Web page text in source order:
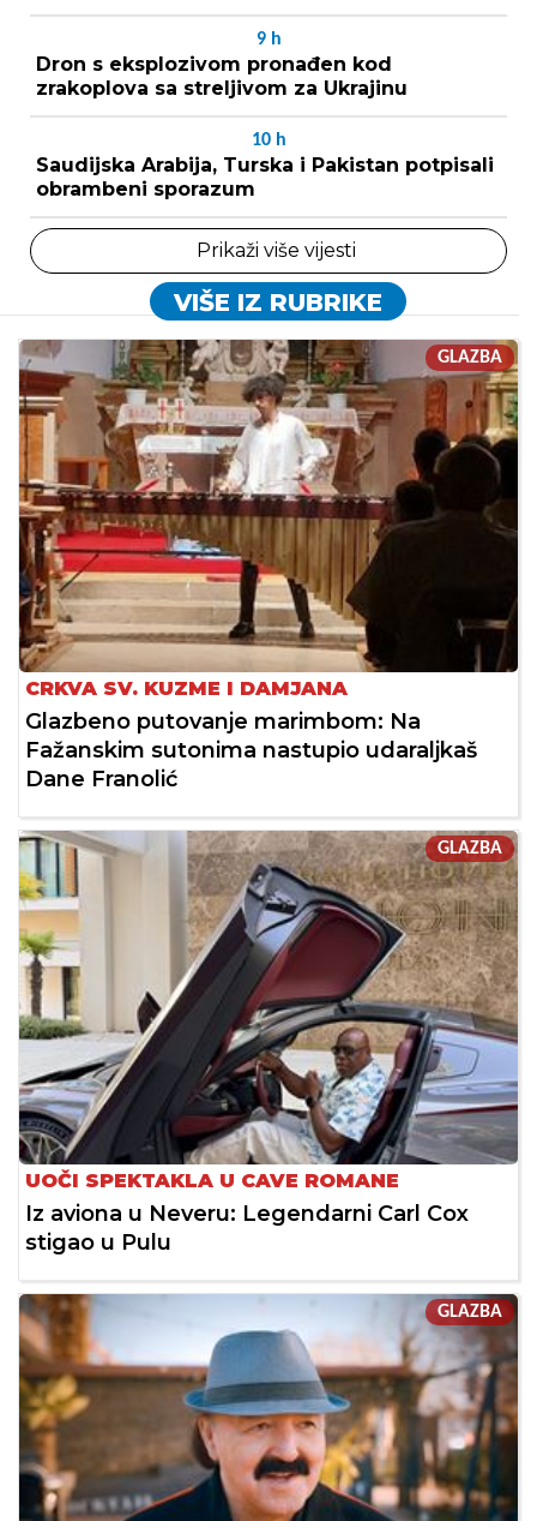
9 h
Dron s eksplozivom pronađen kod
zrakoplova sa streljivom za Ukrajinu
10 h
Saudijska Arabija, Turska i Pakistan potpisali
obrambeni sporazum
Prikaži više vijesti
VIŠE IZ RUBRIKE
GLAZBA
CRKVA SV. KUZME I DAMJANA
Glazbeno putovanje marimbom: Na
Fažanskim sutonima nastupio udaraljkaš
Dane Franolić
GLAZBA
UOČI SPEKTAKLA U CAVE ROMANE
Iz aviona u Neveru: Legendarni Carl Cox
stigao u Pulu
GLAZBA